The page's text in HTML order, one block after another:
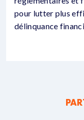
pour lutter plus
délinquance